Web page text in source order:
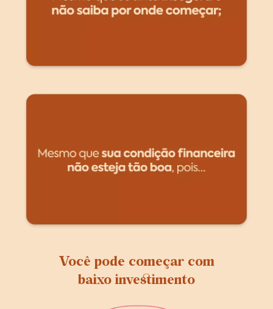
Você pode começar com
baixo investimento